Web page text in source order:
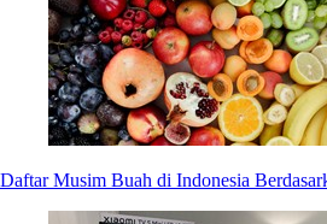
Daftar Musim Buah di Indonesia